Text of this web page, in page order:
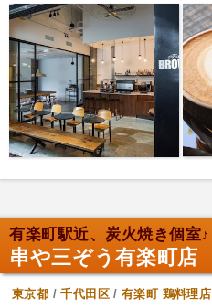
有楽町駅近、炭火焼き個室♪
串や三ぞう有楽町店
東京都 /千代田区/有楽町 鶏料理店